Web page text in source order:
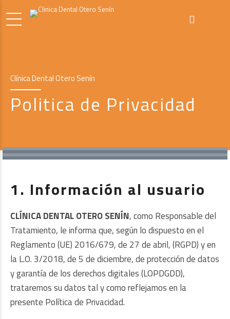
Clínica Dental Otero Senín
Politica de Privacidad
1. Información al usuario
CLÍNICA DENTAL OTERO SENÍN, como Responsable del
Tratamiento, le informa que, según lo dispuesto en el
Reglamento (UE) 2016/679, de 27 de abril, (RGPD) y en
la L.O. 3/2018, de 5 de diciembre, de protección de datos
y garantía de los derechos digitales (LOPDGDD),
trataremos su datos tal y como reflejamos en la
presente Política de Privacidad.